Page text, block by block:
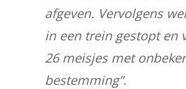
afgeven. Vervolgens
in een trein gestopt en
26 meisjes met
bestemming”.